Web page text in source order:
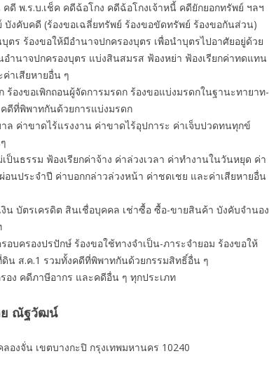
พ.ร.บ.เช็ค คดีฉ้อโกง คดีฉ้อโกงเจ้าหนี้ คดียักยอกทรัพย์ ฯลฯ
งคับคดี (ร้องขอเฉลี่ยทรัพย์ ร้องขอขัดทรัพย์ ร้องขอกันส่วน)
ตร ร้องขอให้มีอำนาจปกครองบุตร เพื่อนำบุตรไปอาศัยอยู่ด้วย
อำนาจปกครองบุตร แบ่งสินสมรส ฟ้องหย่า ฟ้องเรียกค่าทดแทน
าเสียหายอื่น ๆ
ร้องขอเพิกถอนผู้จัดการมรดก ร้องขอแบ่งมรดกในฐานะทายาท-
ดีที่พิพาทกันด้วยการแบ่งมรดก
ล ค่าขาดไร้แรงงาน ค่าขาดไร้อุปการะ ค่าเจ็บปวดทนทุกข์
ป็นธรรม ฟ้องเรียกค่าจ้าง ค่าล่วงเวลา ค่าทํางานในวันหยุด ค่า
นประจำปี ค่าบอกกล่าวล่วงหน้า ค่าชดเชย และค่าเสียหายอื่น
น บัตรเครดิต สินเชื่อบุคคล เช่าซื้อ ซื้อ-ขายสินค้า บังคับจำนอง
อบครองปรปักษ์ ร้องขอใช้ทางจำเป็น-ภาระจำยอม ร้องขอให้
น ส.ค.1 รวมทั้งคดีที่พิพาทกันด้วยกรรมสิทธิ์อื่น ๆ
ง คดีภาษีอากร และคดีอื่น ๆ ทุกประเภท
ย ณัฐวัฒน์
งจั่น เขตบางกะปิ กรุงเทพมหานคร 10240